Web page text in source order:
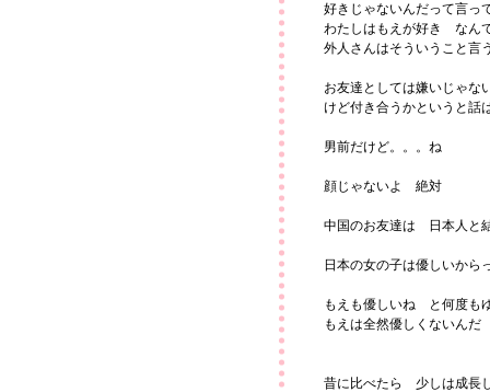
好きじゃないんだって言っ
わたしはもえが好き なん
外人さんはそういうこと言
お友達としては嫌いじゃな
けど付き合うかというと話
男前だけど。。。ね
顔じゃないよ 絶対
中国のお友達は 日本人と
日本の女の子は優しいから
もえも優しいね と何度も
もえは全然優しくないんだ
昔に比べたら 少しは成長